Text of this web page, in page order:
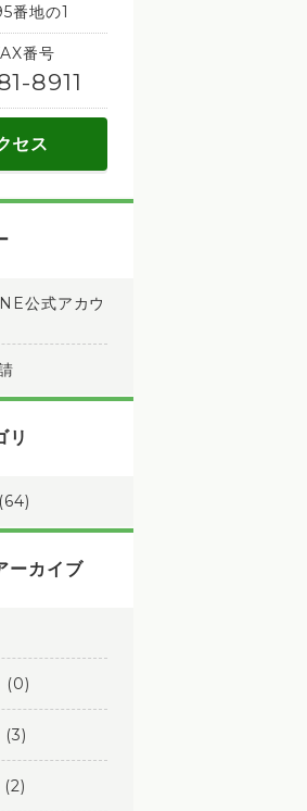
番地の1
番号
8911
セス
公式アカウ
リ
ーカイブ
(0)